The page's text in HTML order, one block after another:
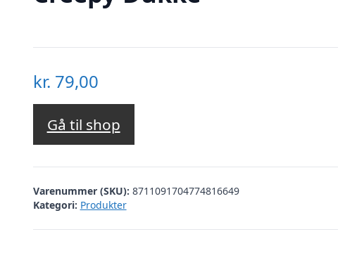
kr. 79,00
Gå til shop
Varenummer (SKU): 8711091704774816649
Kategori: Produkter